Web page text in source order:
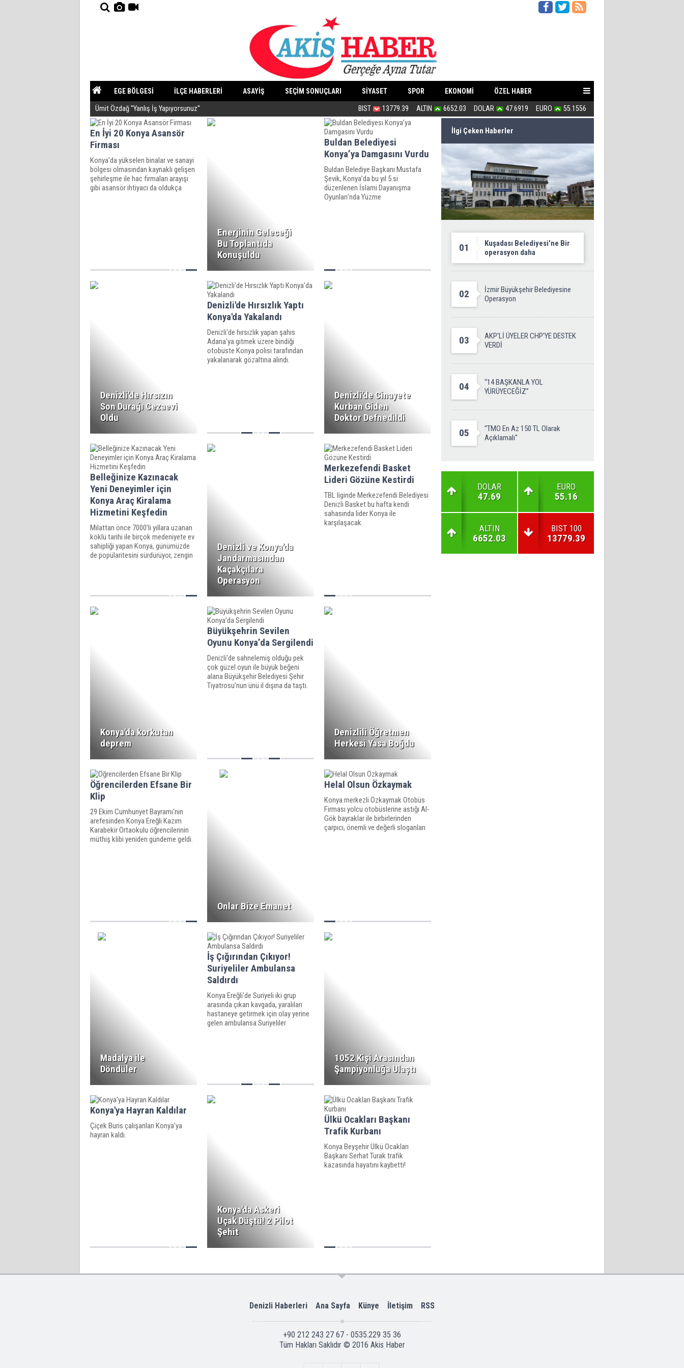
EGE BÖLGESİ İLÇE HABERLERİ ASAYİŞ SEÇİM SONUÇLARI SİYASET SPOR EKONOMİ ÖZEL HABER
YAZARLAR GÜNDEM
Ümit Özdağ ''Yanlış İş Yapıyorsunuz'' Bu haliyle kanunlaşırsa kaos yaşanır
BIST 13779.39 ALTIN 6652.03 DOLAR 47.6919 EURO 55.1556
En İyi 20 Konya Asansör
Firması
Konya'da yükselen binalar ve sanayi
bölgesi olmasından kaynaklı gelişen
şehirleşme ile hac firmaları arayışı
gibi asansör ihtiyacı da oldukça
Enerjinin Geleceği
Bu Toplantıda
Konuşuldu
Buldan Belediyesi
Konya’ya Damgasını Vurdu
Buldan Belediye Başkanı Mustafa
Şevik, Konya’da bu yıl 5.si
düzenlenen İslami Dayanışma
Oyunları'nda Yüzme
Denizli'de Hırsızın
Son Durağı Cezaevi
Oldu
Denizli'de Hırsızlık Yaptı
Konya'da Yakalandı
Denizli'de hırsızlık yapan şahıs
Adana'ya gitmek üzere bindiği
otobüste Konya polisi tarafından
yakalanarak gözaltına alındı.
Denizli'de Cinayete
Kurban Giden
Doktor Defnedildi
Belleğinize Kazınacak
Yeni Deneyimler için
Konya Araç Kiralama
Hizmetini Keşfedin
Milattan önce 7000’li yıllara uzanan
köklü tarihi ile birçok medeniyete ev
sahipliği yapan Konya, günümüzde
de popülaritesini sürdürüyor, zengin
Denizli ve Konya'da
Jandarmasından
Kaçakçılara
Operasyon
Merkezefendi Basket
Lideri Gözüne Kestirdi
TBL liginde Merkezefendi Belediyesi
Denizli Basket bu hafta kendi
sahasında lider Konya ile
karşılaşacak.
Konya'da korkutan
deprem
Büyükşehrin Sevilen
Oyunu Konya’da Sergilendi
Denizli'de sahnelemiş olduğu pek
çok güzel oyun ile büyük beğeni
alana Büyükşehir Belediyesi Şehir
Tiyatrosu’nun ünü il dışına da taştı.
Denizlili Öğretmen
Herkesi Yasa Boğdu
Öğrencilerden Efsane Bir
Klip
29 Ekim Cumhuriyet Bayramı'nın
arefesinden Konya Ereğli Kazım
Karabekir Ortaokulu öğrencilerinin
müthiş klibi yeniden gündeme geldi.
Onlar Bize Emanet
Helal Olsun Özkaymak
Konya merkezli Özkaymak Otobüs
Firması yolcu otobüslerine astığı Al-
Gök bayraklar ile birbirlerinden
çarpıcı, önemli ve değerli sloganları
Madalya ile
Döndüler
İş Çığırından Çıkıyor!
Suriyeliler Ambulansa
Saldırdı
Konya Ereğli'de Suriyeli iki grup
arasında çıkan kavgada, yaralıları
hastaneye getirmek için olay yerine
gelen ambulansa Suriyeliler
1052 Kişi Arasından
Şampiyonluğa Ulaştı
Konya'ya Hayran Kaldılar
Çiçek Buris çalışanları Konya’ya
hayran kaldı.
Konya'da Askeri
Uçak Düştü! 2 Pilot
Şehit
Ülkü Ocakları Başkanı
Trafik Kurbanı
Konya Beyşehir Ülkü Ocakları
Başkanı Serhat Turak trafik
kazasında hayatını kaybetti!
İlgi Çeken Haberler
01
Kuşadası Belediyesi'ne Bir
operasyon daha
02
İzmir Büyükşehir Belediyesine
Operasyon
03
AKP'Lİ ÜYELER CHP’YE DESTEK
VERDİ
04
“14 BAŞKANLA YOL
YÜRÜYECEĞİZ”
05
''TMO En Az 150 TL Olarak
Açıklamalı''
DOLAR
47.69
EURO
55.16
ALTIN
6652.03
BIST 100
13779.39
Denizli Haberleri Ana Sayfa Künye İletişim RSS
+90 212 243 27 67 - 0535.229 35 36
Tüm Hakları Saklıdır © 2016 Akis Haber